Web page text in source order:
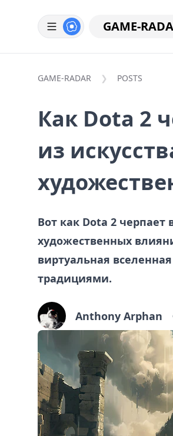
GAME-
GAME-RADAR POSTS
Как Dota 2
из
Вот как Dota 2 черпает
художественных
виртуальная
традициями.
Anthony Arphan